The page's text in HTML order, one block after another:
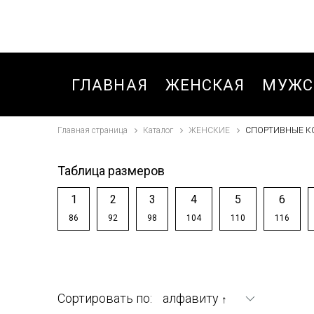
ГЛАВНАЯ ЖЕНСКАЯ
БЛУЗКИ,РУБАШКИ
БРЮКИ ДЛЯ
ДЕВОЧЕК ЗИМА
ВЕТРОВКИ
БРЮКИ
ЗИМА
Главная страница Каталог ЖЕНСКИЕ СПОРТИВНЫЕ
Таблица размеров
1
86
2
92
3
98
4
104
5
110
6
116
Сортировать по: алфавиту ↑